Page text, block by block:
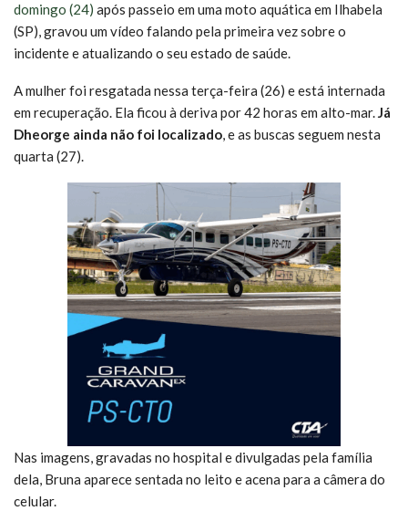
domingo (24) após passeio em uma moto aquática em Ilhabela
(SP), gravou um vídeo falando pela primeira vez sobre o
incidente e atualizando o seu estado de saúde.
A mulher foi resgatada nessa terça-feira (26) e está internada
em recuperação. Ela ficou à deriva por 42 horas em alto-mar.Já
Dheorge ainda não foi localizado, e as buscas seguem nesta
quarta (27).
Nas imagens, gravadas no hospital e divulgadas pela família
dela, Bruna aparece sentada no leito e acena para a câmera do
celular.